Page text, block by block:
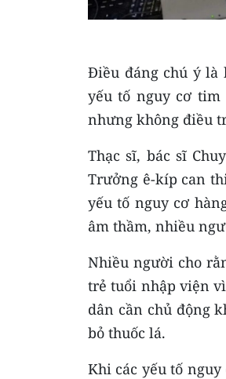
Điều đáng chú ý là
yếu tố nguy cơ
nhưng không điều
Thạc sĩ, bác sĩ
Trưởng ê-kíp can
yếu tố nguy cơ
âm thầm, nhiều
Nhiều người cho
trẻ tuổi nhập viện
dân cần chủ động
bỏ thuốc lá.
Khi các yếu tố